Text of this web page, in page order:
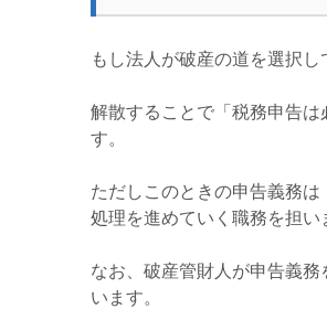
もし法人が破産の道を選択
解散することで「税務申告
す。
ただしこのときの申告義務
処理を進めていく職務を担い
なお、破産管財人が申告義
います。